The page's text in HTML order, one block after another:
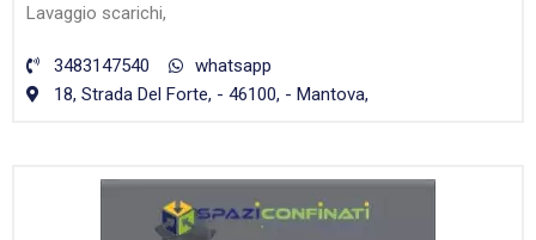
Lavaggio scarichi,
3483147540
whatsapp
18, Strada Del Forte, - 46100, - Mantova,